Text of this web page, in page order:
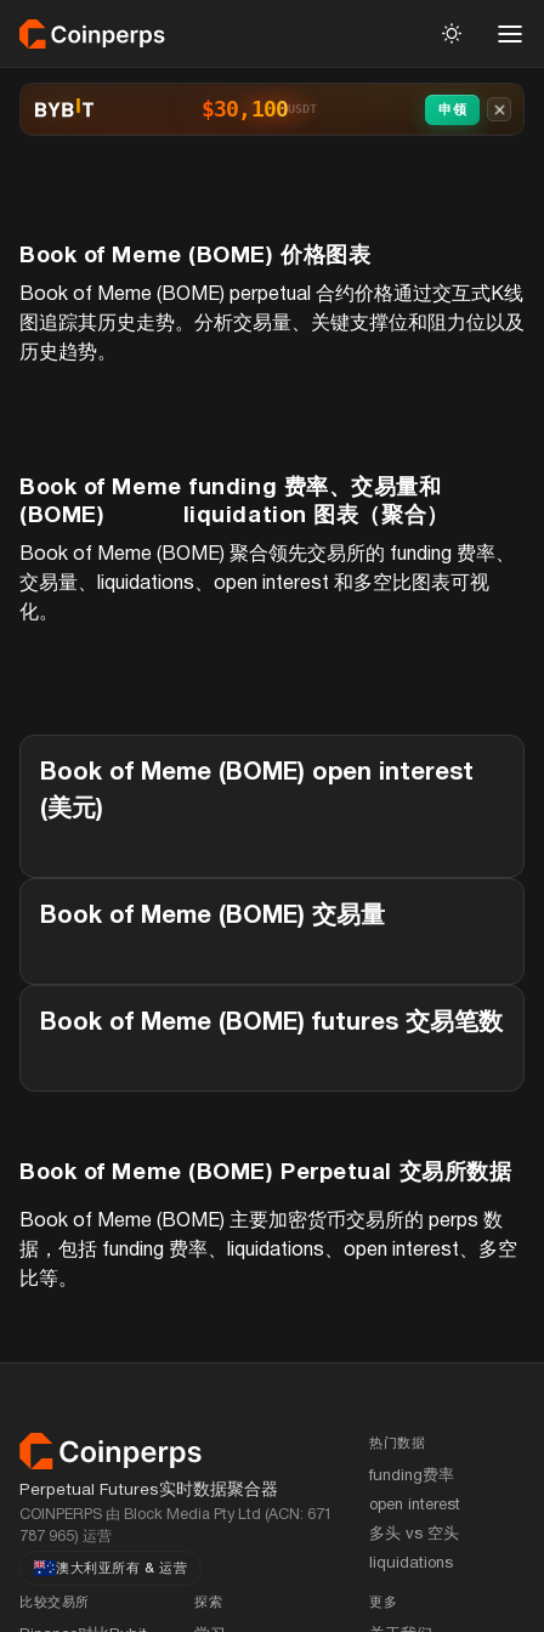
$30,100USDT 申领
Book of Meme (BOME) 价格图表
Book of Meme (BOME) perpetual 合约价格通过交互式K线
图追踪其历史走势。分析交易量、关键支撑位和阻力位以及
历史趋势。
Book of Meme
(BOME)
funding 费率、交易量和
liquidation 图表（聚合）
Book of Meme (BOME) 聚合领先交易所的 funding 费率、
交易量、liquidations、open interest 和多空比图表可视
化。
Book of Meme (BOME) open interest
(美元)
Book of Meme (BOME) 交易量
Book of Meme (BOME) futures 交易笔数
Book of Meme (BOME) Perpetual 交易所数据
Book of Meme (BOME) 主要加密货币交易所的 perps 数
据，包括 funding 费率、liquidations、open interest、多空
比等。
页脚
Perpetual Futures实时数据聚合器
COINPERPS 由 Block Media Pty Ltd (ACN: 671
787 965) 运营
澳大利亚所有 & 运营
热门数据
funding费率
open interest
多头 vs 空头
liquidations
比较交易所 探索 更多